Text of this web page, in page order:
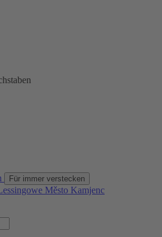
Für immer verstecken